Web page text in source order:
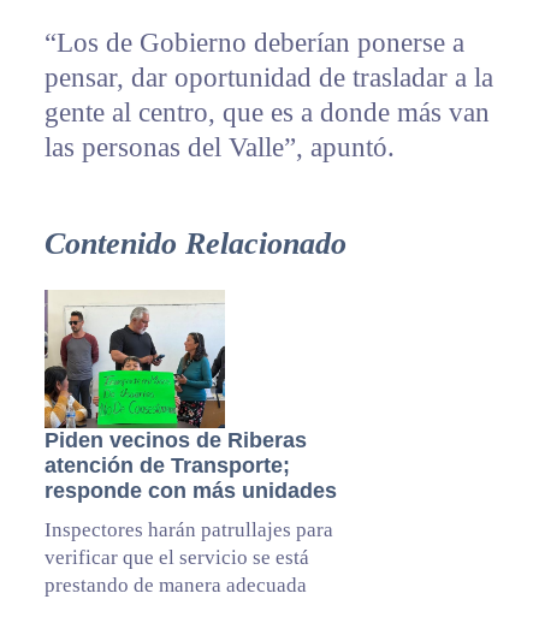
“Los de Gobierno deberían ponerse a
pensar, dar oportunidad de trasladar a la
gente al centro, que es a donde más van
las personas del Valle”, apuntó.
Contenido Relacionado
Piden vecinos de Riberas
atención de Transporte;
responde con más unidades
Inspectores harán patrullajes para
verificar que el servicio se está
prestando de manera adecuada